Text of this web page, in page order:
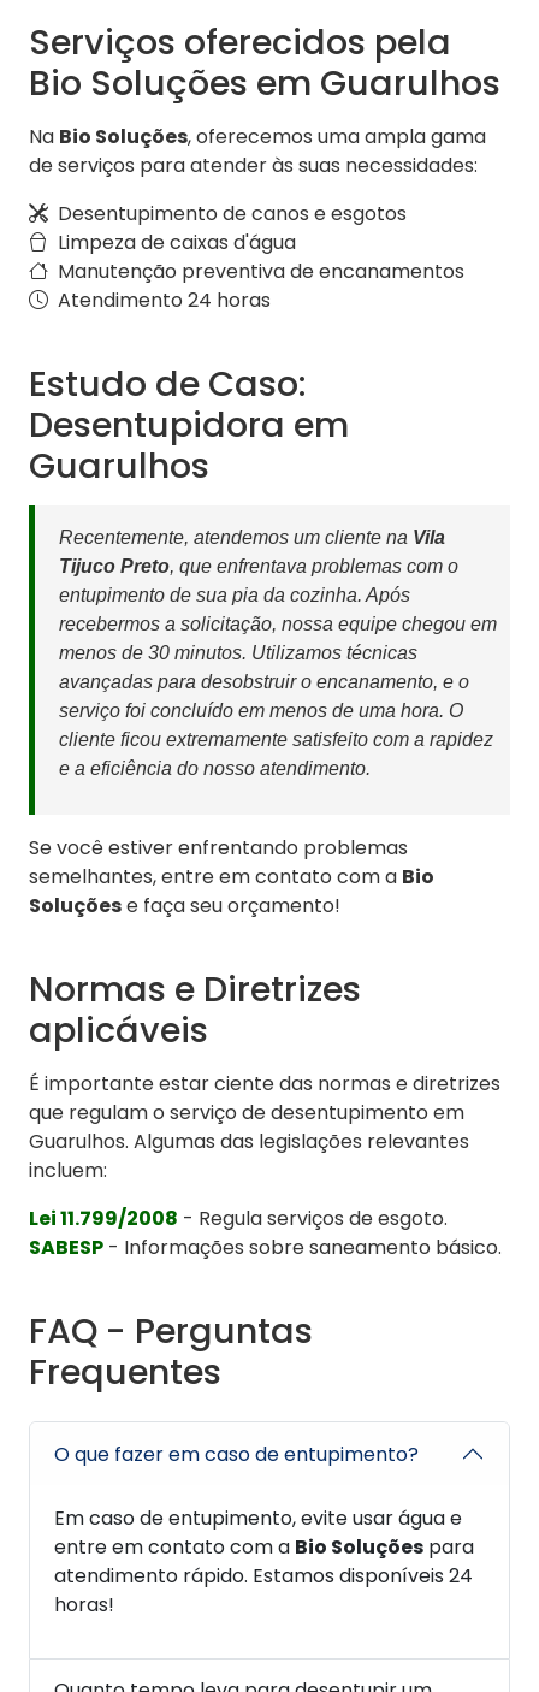
Serviços oferecidos pela
Bio Soluções em Guarulhos
Na Bio Soluções, oferecemos uma ampla gama
de serviços para atender às suas necessidades:
Desentupimento de canos e esgotos
Limpeza de caixas d'água
Manutenção preventiva de encanamentos
Atendimento 24 horas
Estudo de Caso:
Desentupidora em
Guarulhos
Recentemente, atendemos um cliente na Vila
Tijuco Preto, que enfrentava problemas com o
entupimento de sua pia da cozinha. Após
recebermos a solicitação, nossa equipe chegou em
menos de 30 minutos. Utilizamos técnicas
avançadas para desobstruir o encanamento, e o
serviço foi concluído em menos de uma hora. O
cliente ficou extremamente satisfeito com a rapidez
e a eficiência do nosso atendimento.
Se você estiver enfrentando problemas
semelhantes, entre em contato com a Bio
Soluçõese faça seu orçamento!
Normas e Diretrizes
aplicáveis
É importante estar ciente das normas e diretrizes
que regulam o serviço de desentupimento em
Guarulhos. Algumas das legislações relevantes
incluem:
Lei 11.799/2008 - Regula serviços de esgoto.
SABESP - Informações sobre saneamento básico.
FAQ - Perguntas
Frequentes
O que fazer em caso de entupimento?
Em caso de entupimento, evite usar água e
entre em contato com a Bio Soluções para
atendimento rápido. Estamos disponíveis 24
horas!